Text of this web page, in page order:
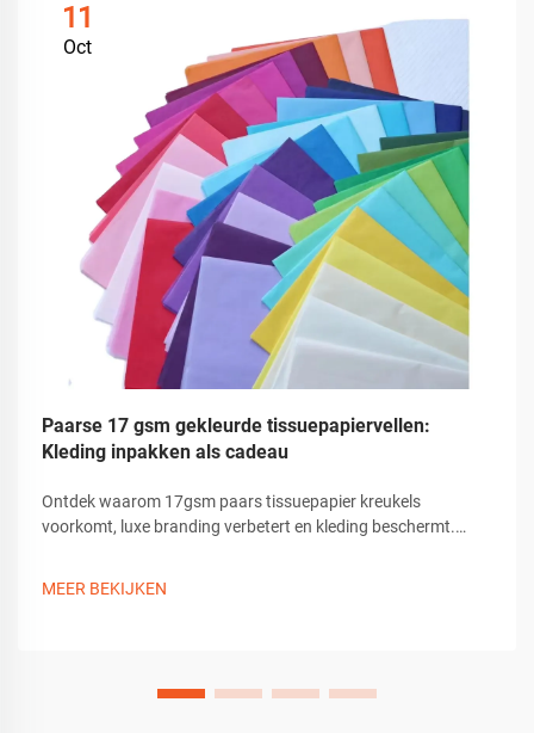
11
Oct
Paarse 17 gsm gekleurde tissuepapiervellen:
Kleding inpakken als cadeau
Ontdek waarom 17gsm paars tissuepapier kreukels
voorkomt, luxe branding verbetert en kleding beschermt.
MEER BEKIJKEN